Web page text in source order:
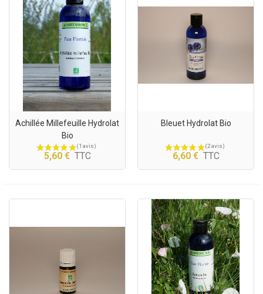
Achillée Millefeuille Hydrolat
Bio
5,60 € TTC
Bleuet Hydrolat Bio
6,60 € TTC